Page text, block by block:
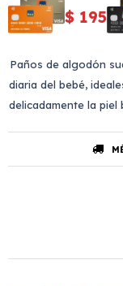
$ 195
Paños de algodón
diaria del bebé,
delicadamente la